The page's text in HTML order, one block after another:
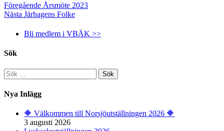
Föregående Årsmöte 2023
Nästa Järhagens Folke
Bli medlem i VBÄK >>
Sök
Sök
efter:
Nya Inlägg
🔶️ Välkommen till Norsjöutställningen 2026 🔶️
3 augusti 2026